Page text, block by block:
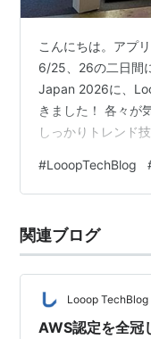
こんにちは。アプ
6/25、26の二日間
Japan 2026に、
きました！ 各々が
しっかりトレンド
をクリアしていく
GameDayに丸ごと
以前このブログで
スで開催された
#LooopTechBlog
関連ブログ
Looop TechBlog
AWS認定を全冠